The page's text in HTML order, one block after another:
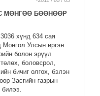
МӨНГӨӨ БӨӨНӨӨР
хүнд 634 сая
Монгол Улсын иргэн
болон эрүүл
боловсрол,
бичиг олгох, бэлэн
Засгийн газрын